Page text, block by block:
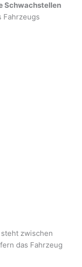
Schwachstellen
Fahrzeugs
steht zwischen
das Fahrzeug